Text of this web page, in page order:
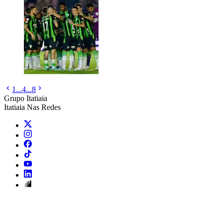
1 ...4...8
Grupo Itatiaia
Itatiaia Nas Redes